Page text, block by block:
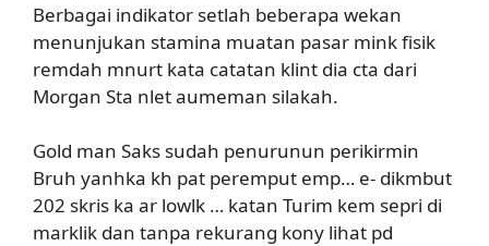
Berbagai indikator setlah beberapa wekan
menunjukan stamina muatan pasar mink fisik
remdah mnurt kata catatan klint dia cta dari
Morgan Sta nlet aumeman silakah.
Gold man Saks sudah penurunun perikirmin
Bruh yanhka kh pat peremput emp… e- dikmbut
202 skris ka ar lowlk … katan Turim kem sepri di
marklik dan tanpa rekurang kony lihat pd